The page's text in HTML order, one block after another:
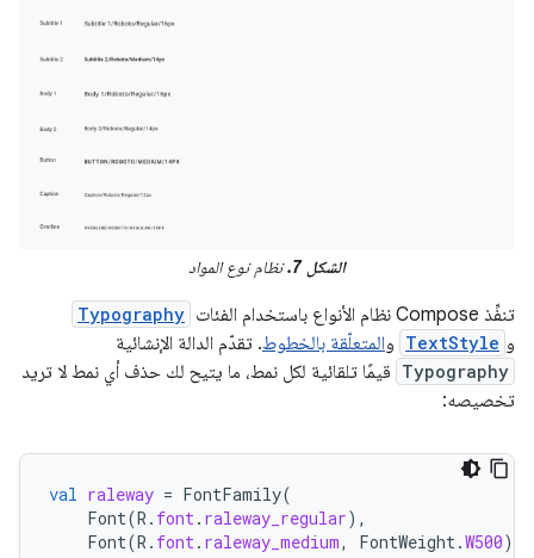
الشكل 7. نظام نوع المواد
تنفِّذ Compose نظام الأنواع باستخدام الفئات Typography
و TextStyle والمتعلّقة بالخطوط. تقدّم الدالة الإنشائية
Typography قيمًا تلقائية لكل نمط، ما يتيح لك حذف أي نمط لا تريد
تخصيصه:
val raleway = FontFamily(
Font(R . font. raleway_regular),
Font(R . font. raleway_medium, FontWeight.W500),